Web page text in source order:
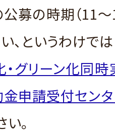
公募の時期（11
、というわけでは
・グリーン化同
申請受付セン
。